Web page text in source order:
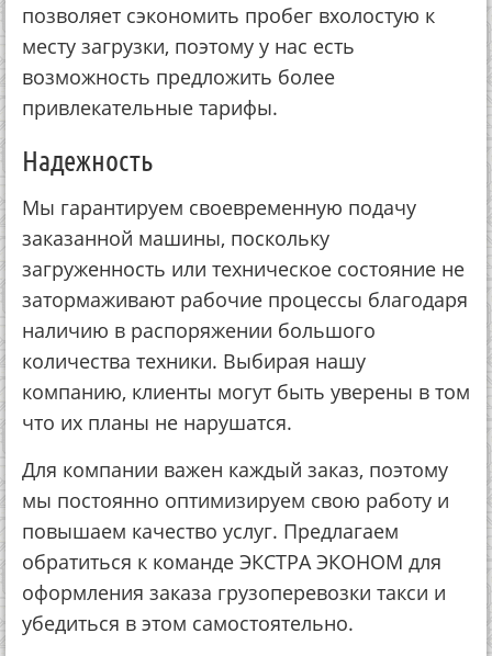
позволяет сэкономить пробег вхолостую к
месту загрузки, поэтому у нас есть
возможность предложить более
привлекательные тарифы.
Надежность
Мы гарантируем своевременную подачу
заказанной машины, поскольку
загруженность или техническое состояние не
затормаживают рабочие процессы благодаря
наличию в распоряжении большого
количества техники. Выбирая нашу
компанию, клиенты могут быть уверены в том
что их планы не нарушатся.
Для компании важен каждый заказ, поэтому
мы постоянно оптимизируем свою работу и
повышаем качество услуг. Предлагаем
обратиться к команде ЭКСТРА ЭКОНОМ для
оформления заказа грузоперевозки такси и
убедиться в этом самостоятельно.